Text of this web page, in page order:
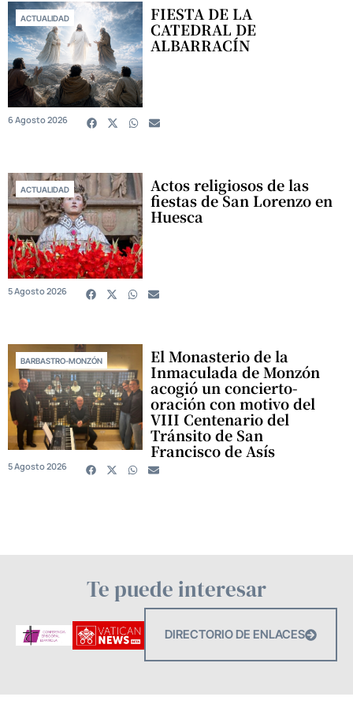
ACTUALIDAD FIESTA DE LA
CATEDRAL DE
ALBARRACÍN
6 Agosto 2026
ACTUALIDAD Actos religiosos de las
fiestas de San Lorenzo en
Huesca
5 Agosto 2026
BARBASTRO-MONZÓN El Monasterio de la
Inmaculada de Monzón
acogió un concierto-
oración con motivo del
VIII Centenario del
Tránsito de San
Francisco de Asís
5 Agosto 2026
Te puede interesar
DIRECTORIO DE ENLACES